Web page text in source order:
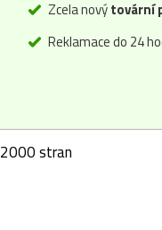
Zcela novýtovární
Reklamace do 24
stran